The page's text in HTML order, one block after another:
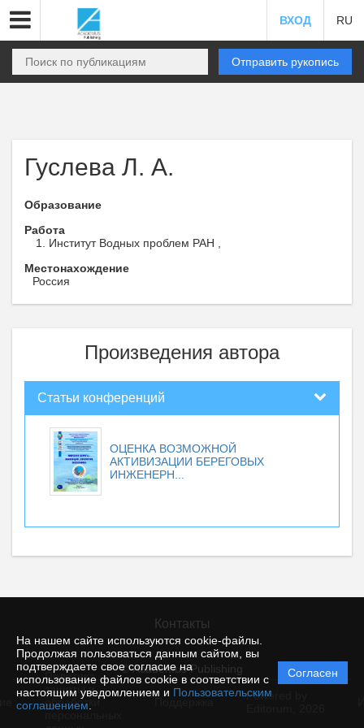
На нашем сайте используются cookie-файлы.
Продолжая пользоваться данным сайтом, вы
подтверждаете свое согласие на
использование файлов cookie в соответствии с
настоящим уведомлением и Пользовательским
соглашением
Согласен
ВХОД RU
Отправить рукопись
Гуслева Л. А.
Образование
Работа
Институт Водных проблем РАН ,
Местонахождение
Россия
Произведения автора
Статьи конференций
ОЦЕНКА ВОЗМОЖНОЙ
АКТИВИЗАЦИИ БЕРЕГОВЫХ
ИНЖЕНЕРН...
Контакты
© Academus Publishing
Политика
защиты и
обработки
Powered by